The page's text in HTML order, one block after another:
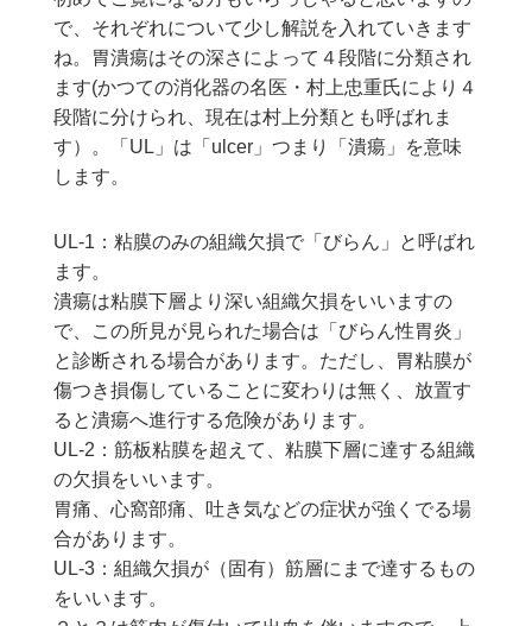
で、それぞれについて少し解説を入れていきます
ね。胃潰瘍はその深さによって４段階に分類され
ます(かつての消化器の名医・村上忠重氏により４
段階に分けられ、現在は村上分類とも呼ばれま
す）。「UL」は「ulcer」つまり「潰瘍」を意味
します。
UL-1：粘膜のみの組織欠損で「びらん」と呼ばれ
ます。
潰瘍は粘膜下層より深い組織欠損をいいますの
で、この所見が見られた場合は「びらん性胃炎」
と診断される場合があります。ただし、胃粘膜が
傷つき損傷していることに変わりは無く、放置す
ると潰瘍へ進行する危険があります。
UL-2：筋板粘膜を超えて、粘膜下層に達する組織
の欠損をいいます。
胃痛、心窩部痛、吐き気などの症状が強くでる場
合があります。
UL-3：組織欠損が（固有）筋層にまで達するもの
をいいます。